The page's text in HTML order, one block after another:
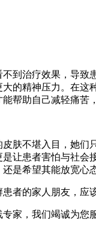
治疗效果，导致
的精神压力。在
帮助自己减轻痛苦
不堪入目，她们
让患者害怕与社
是希望其能放宽心
的家人朋友，应
家，我们竭诚为您